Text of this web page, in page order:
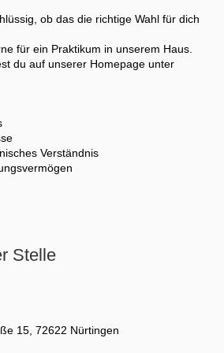
ob das die richtige Wahl für dich
für ein Praktikum in unserem Haus.
du auf unserer Homepage unter
Verständnis
Stelle
15, 72622 Nürtingen